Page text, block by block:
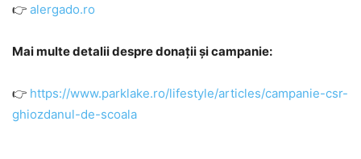
👉 alergado.ro
Mai multe detalii despre donații și campanie:
👉 https://www.parklake.ro/lifestyle/articles/campanie-csr-
ghiozdanul-de-scoala